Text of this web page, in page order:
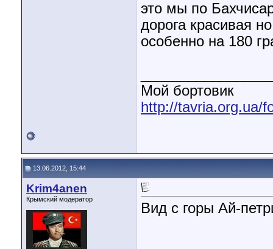
это мы по
дорога красивая
особенно на 180
Мой бортовик
http://tavria.org.ua/
13.06.2012, 15:44
Krim4anen
Крымский модератор
Вид с горы Ай-